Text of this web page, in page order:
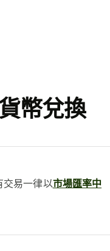
幣兌換
交易一律以市場匯率中